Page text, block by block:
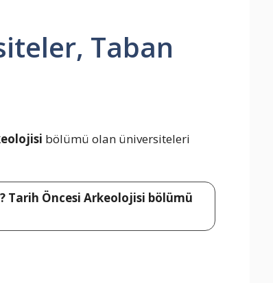
Taban
bölümü olan üniversiteleri
Tarih Öncesi Arkeolojisi bölümü